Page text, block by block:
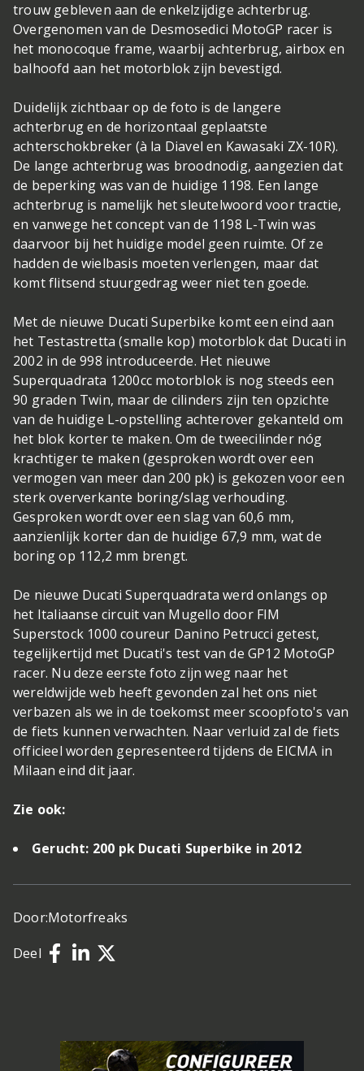
trouw gebleven aan de enkelzijdige achterbrug.
Overgenomen van de Desmosedici MotoGP racer is
het monocoque frame, waarbij achterbrug, airbox en
balhoofd aan het motorblok zijn bevestigd.
Duidelijk zichtbaar op de foto is de langere
achterbrug en de horizontaal geplaatste
achterschokbreker (à la Diavel en Kawasaki ZX-10R).
De lange achterbrug was broodnodig, aangezien dat
de beperking was van de huidige 1198. Een lange
achterbrug is namelijk het sleutelwoord voor tractie,
en vanwege het concept van de 1198 L-Twin was
daarvoor bij het huidige model geen ruimte. Of ze
hadden de wielbasis moeten verlengen, maar dat
komt flitsend stuurgedrag weer niet ten goede.
Met de nieuwe Ducati Superbike komt een eind aan
het Testastretta (smalle kop) motorblok dat Ducati in
2002 in de 998 introduceerde. Het nieuwe
Superquadrata 1200cc motorblok is nog steeds een
90 graden Twin, maar de cilinders zijn ten opzichte
van de huidige L-opstelling achterover gekanteld om
het blok korter te maken. Om de tweecilinder nóg
krachtiger te maken (gesproken wordt over een
vermogen van meer dan 200 pk) is gekozen voor een
sterk oververkante boring/slag verhouding.
Gesproken wordt over een slag van 60,6 mm,
aanzienlijk korter dan de huidige 67,9 mm, wat de
boring op 112,2 mm brengt.
De nieuwe Ducati Superquadrata werd onlangs op
het Italiaanse circuit van Mugello door FIM
Superstock 1000 coureur Danino Petrucci getest,
tegelijkertijd met Ducati's test van de GP12 MotoGP
racer. Nu deze eerste foto zijn weg naar het
wereldwijde web heeft gevonden zal het ons niet
verbazen als we in de toekomst meer scoopfoto's van
de fiets kunnen verwachten. Naar verluid zal de fiets
officieel worden gepresenteerd tijdens de EICMA in
Milaan eind dit jaar.
Zie ook:
Gerucht: 200 pk Ducati Superbike in 2012
Door:Motorfreaks
Deel